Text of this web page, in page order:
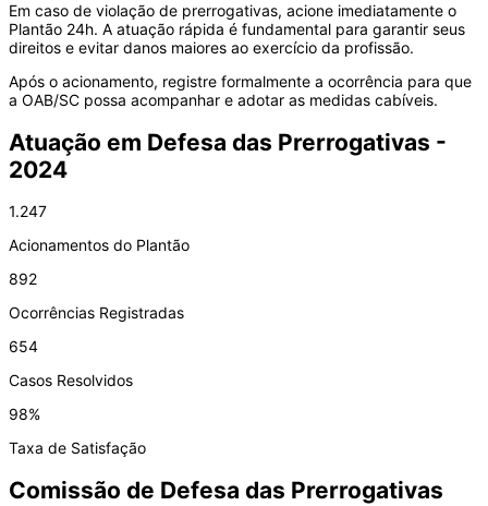
Em caso de violação de prerrogativas, acione imediatamente o
Plantão 24h. A atuação rápida é fundamental para garantir seus
direitos e evitar danos maiores ao exercício da profissão.
Após o acionamento, registre formalmente a ocorrência para que
a OAB/SC possa acompanhar e adotar as medidas cabíveis.
Atuação em Defesa das Prerrogativas -
2024
1.247
Acionamentos do Plantão
892
Ocorrências Registradas
654
Casos Resolvidos
98%
Taxa de Satisfação
Comissão de Defesa das Prerrogativas